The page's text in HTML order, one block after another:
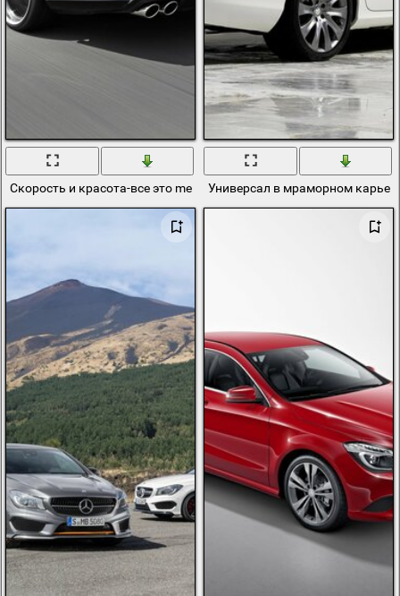
Скорость и красота-все это mersedes cls 63Универсал в мраморном